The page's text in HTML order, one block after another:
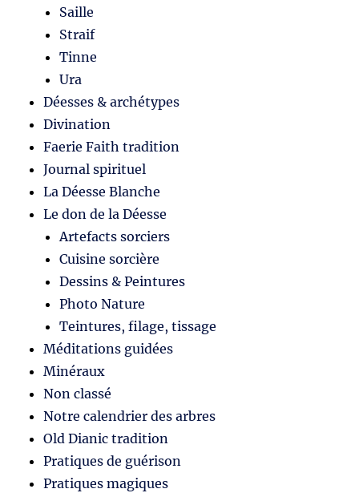
Saille
Straif
Tinne
Ura
Déesses & archétypes
Divination
Faerie Faith tradition
Journal spirituel
La Déesse Blanche
Le don de la Déesse
Artefacts sorciers
Cuisine sorcière
Dessins & Peintures
Photo Nature
Teintures, filage, tissage
Méditations guidées
Minéraux
Non classé
Notre calendrier des arbres
Old Dianic tradition
Pratiques de guérison
Pratiques magiques